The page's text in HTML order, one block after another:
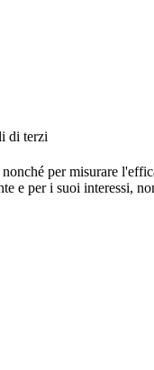
di terzi
per misurare
per i suoi interessi,